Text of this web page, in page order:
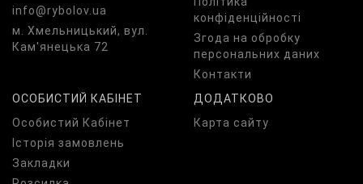
info@rybolov.ua
м. Хмельницький, вул.
Кам'янецька 72
конфіденційності
Згода на обробку
персональних даних
Контакти
ОСОБИСТИЙ КАБІНЕТ
Особистий Кабінет
Історія замовлень
Закладки
ДОДАТКОВО
Карта сайту